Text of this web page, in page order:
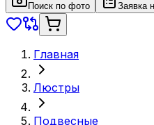
Поиск по фото Заявка
Главная
Люстры
Подвесные